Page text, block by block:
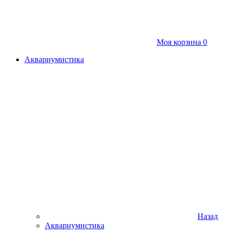
Моя корзина 0
Аквариумистика
Назад
Аквариумистика